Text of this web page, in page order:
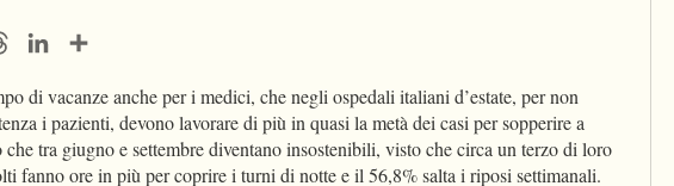
ThreadsLinkedIn
di vacanze anche per i medici, che negli ospedali italiani d’estate, per non
i pazienti, devono lavorare di più in quasi la metà dei casi per sopperire a
che tra giugno e settembre diventano insostenibili, visto che circa un terzo di loro
fanno ore in più per coprire i turni di notte e il 56,8% salta i riposi settimanali.